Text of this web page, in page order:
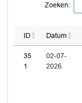
Zoeken:
ID Datum
35
1
02-07-
2026